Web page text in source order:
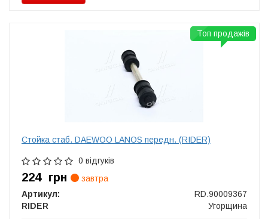
Стойка стаб. DAEWOO LANOS передн. (RIDER)
0 відгуків
224 грн
завтра
Артикул:
RD.90009367
RIDER
Угорщина
Топ продажів